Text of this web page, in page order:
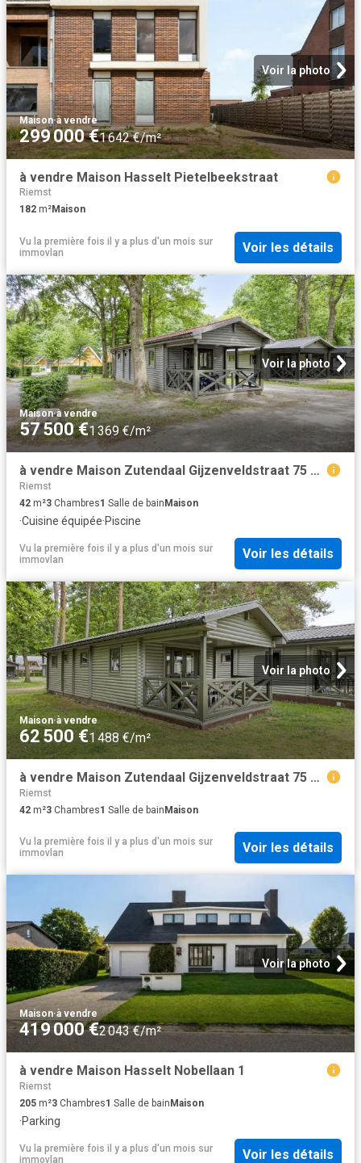
Voir la photo
Maison·à vendre
299 000 €1 642 €/m²
à vendre Maison Hasselt Pietelbeekstraat
Riemst
182 m²Maison
Vu la première fois il y a plus d'un mois sur
immovlan
Voir les détails
Voir la photo
Maison·à vendre
57 500 €1 369 €/m²
à vendre Maison Zutendaal Gijzenveldstraat 75 434
Riemst
42 m²3 Chambres1 Salle de bain Maison
·Cuisine équipée·Piscine
Vu la première fois il y a plus d'un mois sur
immovlan
Voir les détails
Voir la photo
Maison·à vendre
62 500 €1 488 €/m²
à vendre Maison Zutendaal Gijzenveldstraat 75 445
Riemst
42 m²3 Chambres1 Salle de bainMaison
Vu la première fois il y a plus d'un mois sur
immovlan
Voir les détails
Voir la photo
Maison·à vendre
419 000 €2 043 €/m²
à vendre Maison Hasselt Nobellaan 1
Riemst
205 m²3 Chambres1 Salle de bain Maison
·Parking
Vu la première fois il y a plus d'un mois sur
immovlan
Voir les détails